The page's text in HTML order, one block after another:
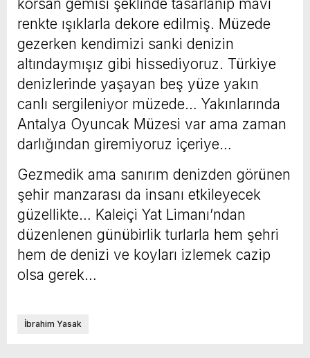
korsan gemisi şeklinde tasarlanıp mavi
renkte ışıklarla dekore edilmiş. Müzede
gezerken kendimizi sanki denizin
altındaymışız gibi hissediyoruz. Türkiye
denizlerinde yaşayan beş yüze yakın
canlı sergileniyor müzede… Yakınlarında
Antalya Oyuncak Müzesi var ama zaman
darlığından giremiyoruz içeriye…
Gezmedik ama sanırım denizden görünen
şehir manzarası da insanı etkileyecek
güzellikte… Kaleiçi Yat Limanı’ndan
düzenlenen günübirlik turlarla hem şehri
hem de denizi ve koyları izlemek cazip
olsa gerek…
İbrahim Yasak